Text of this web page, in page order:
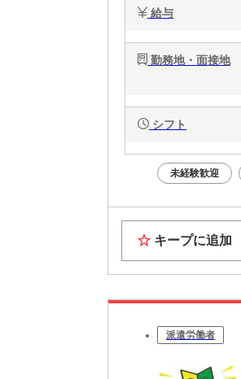
給与
勤務地・面接地
シフト
未経験歓迎
キープに追加
派遣労働者